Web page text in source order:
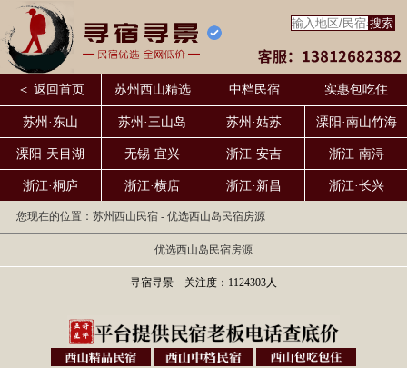
＜ 返回首页 苏州西山精选 中档民宿 实惠包吃住
苏州·东山 苏州·三山岛 苏州·姑苏 溧阳·南山竹海
溧阳·天目湖 无锡·宜兴 浙江·安吉 浙江·南浔
浙江·桐庐 浙江·横店 浙江·新昌 浙江·长兴
您现在的位置： 苏州西山民宿- 优选西山岛民宿房源
优选西山岛民宿房源
寻宿寻景 关注度：1124303人